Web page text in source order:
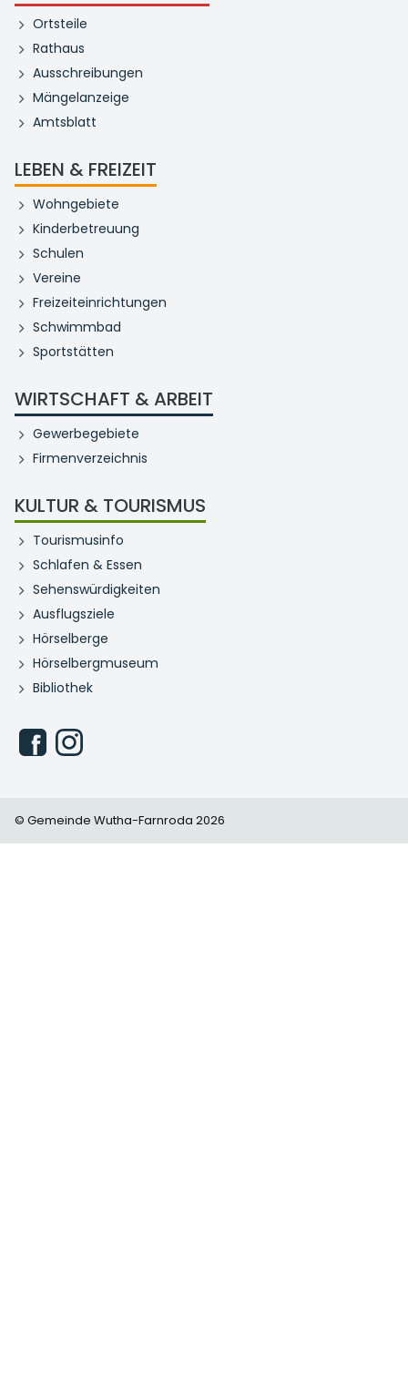
Ortsteile
Rathaus
Ausschreibungen
Mängelanzeige
Amtsblatt
LEBEN & FREIZEIT
Wohngebiete
Kinderbetreuung
Schulen
Vereine
Freizeiteinrichtungen
Schwimmbad
Sportstätten
WIRTSCHAFT & ARBEIT
Gewerbegebiete
Firmenverzeichnis
KULTUR & TOURISMUS
Tourismusinfo
Schlafen & Essen
Sehenswürdigkeiten
Ausflugsziele
Hörselberge
Hörselbergmuseum
Bibliothek
© Gemeinde Wutha-Farnroda 2026